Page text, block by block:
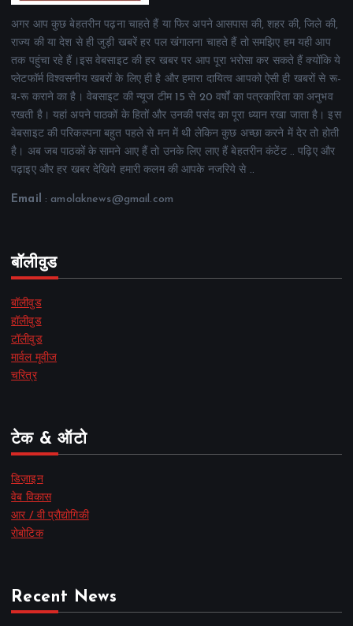
अगर आप कुछ बेहतरीन पढ़ना चाहते हैं या फिर अपने आसपास की, शहर की, जिले की,
राज्य की या देश से ही जुड़ी खबरें हर पल खंगालना चाहते हैं तो समझिए हम यही आप
तक पहुंचा रहे हैं।इस वेबसाइट की हर खबर पर आप पूरा भरोसा कर सकते हैं क्योंकि ये
प्लेटफॉर्म विश्वसनीय खबरों के लिए ही है और हमारा दायित्व आपको ऐसी ही खबरों से रू-
ब-रू कराने का है। वेबसाइट की न्यूज टीम 15 से 20 वर्षों का पत्रकारिता का अनुभव
रखती है। यहां अपने पाठकों के हितों और उनकी पसंद का पूरा ध्यान रखा जाता है। इस
वेबसाइट की परिकल्पना बहुत पहले से मन में थी लेकिन कुछ अच्छा करने में देर तो होती
है। अब जब पाठकों के सामने आए हैं तो उनके लिए लाए हैं बेहतरीन कंटेंट .. पढ़िए और
पढ़ाइए और हर खबर देखिये हमारी कलम की आपके नजरिये से ..
Email : amolaknews@gmail.com
बॉलीवुड
बॉलीवुड
हॉलीवुड
टॉलीवुड
मार्वल मूवीज
चरित्र
टेक & ऑटो
डिज़ाइन
वेब विकास
आर / वी प्रौद्योगिकी
रोबोटिक
Recent News